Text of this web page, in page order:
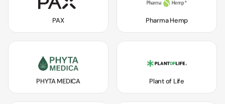
PAX Pharma Hemp
PHYTA MEDICA Plant of Life